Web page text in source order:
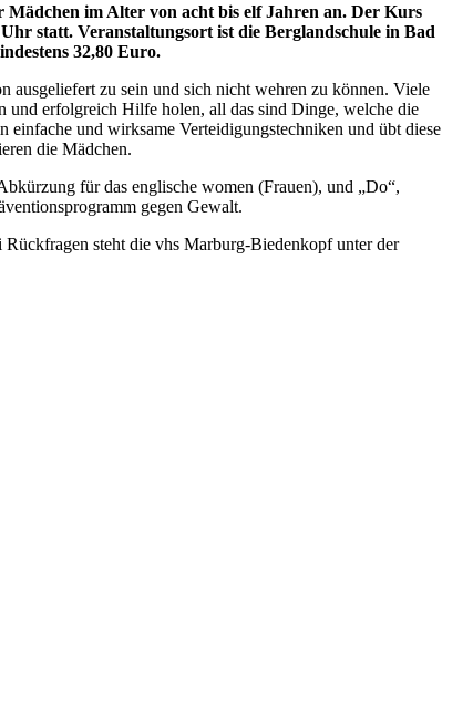
im Alter von acht bis elf Jahren an. Der Kurs
Uhr statt. Veranstaltungsort ist die Berglandschule in Bad
32,80 Euro.
ausgeliefert zu sein und sich nicht wehren zu können. Viele
und erfolgreich Hilfe holen, all das sind Dinge, welche die
und wirksame Verteidigungstechniken und übt diese
die Mädchen.
für das englische women (Frauen), und „Do“,
gegen Gewalt.
steht die vhs Marburg-Biedenkopf unter der